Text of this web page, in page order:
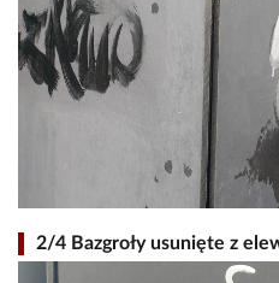
2/4 Bazgroły usunięte z